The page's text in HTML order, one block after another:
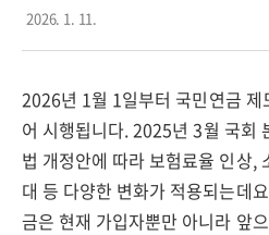
2026. 1. 11.
2026년 1월 1일부터 국민연금 제
어 시행됩니다. 2025년 3월 국회
법 개정안에 따라 보험료율 인상,
대 등 다양한 변화가 적용되는데
금은 현재 가입자뿐만 아니라 앞